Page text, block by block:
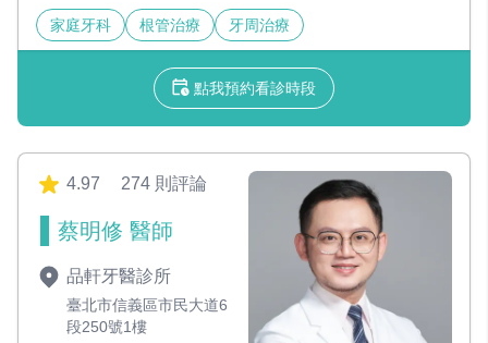
家庭牙科 根管治療 牙周治療
點我預約看診時段
4.97 274 則評論
蔡明修 醫師
品軒牙醫診所
臺北市信義區市民大道6
段250號1樓